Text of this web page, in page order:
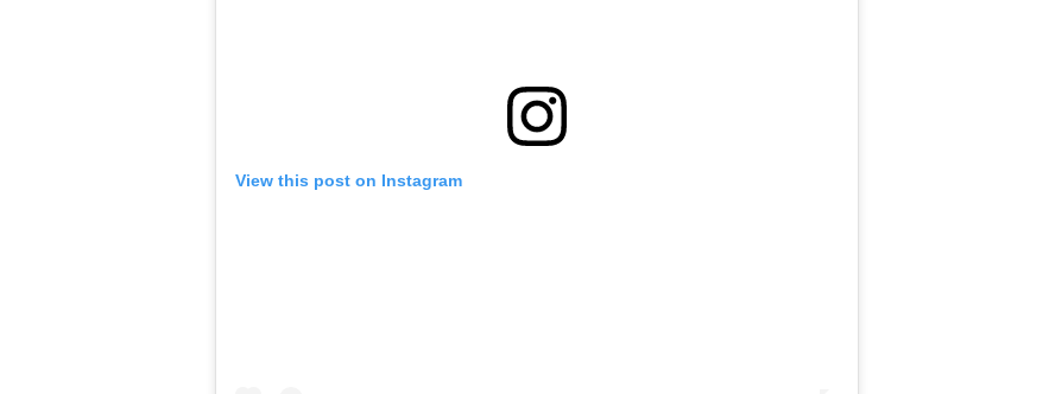
View this post on Instagram